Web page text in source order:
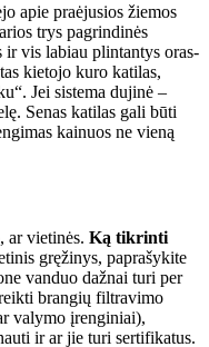
apie praėjusios žiemos
trys pagrindinės
ir vis labiau plintantys oras-
kietojo kuro katilas,
Jei sistema dujinė –
Senas katilas gali būti
kainuos ne vieną
ar vietinės. Ką tikrinti
gręžinys, paprašykite
vanduo dažnai turi per
brangių filtravimo
valymo įrenginiai),
ir ar jie turi sertifikatus.